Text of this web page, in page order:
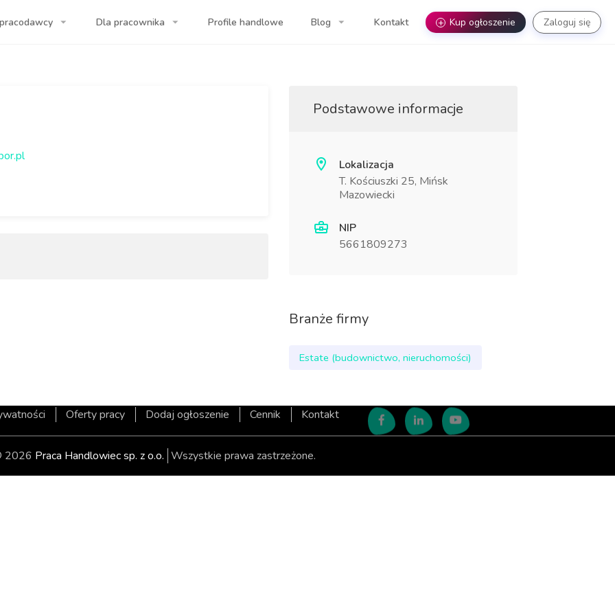
Twojej firmy! Dla pracownika Profile handlowe Blog Kontakt + Kup ogłoszenie Zaloguj się
Podstawowe informacje
Lokalizacja
T. Kościuszki 25, Mińsk
Mazowiecki
NIP
5661809273
Branże firmy
Estate (budownictwo, nieruchomości)
Oferty pracy Dodaj ogłoszenie Cennik Kontakt
2026 Praca Handlowiec sp. z o.o. Wszystkie prawa zastrzeżone.